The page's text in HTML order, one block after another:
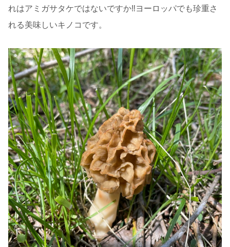
れはアミガサタケではないですか‼ヨーロッパでも珍重さ
れる美味しいキノコです。